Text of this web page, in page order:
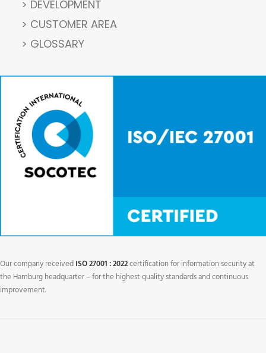
> DEVELOPMENT
> CUSTOMER AREA
> GLOSSARY
Our company receivedISO 27001 : 2022certification for information security at
the Hamburg headquarter – for the highest quality standards and continuous
improvement.